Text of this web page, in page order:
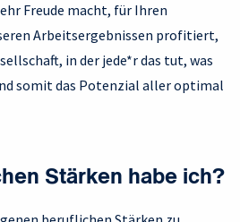
Freude macht, für Ihren
Arbeitsergebnissen profitiert,
in der jede*r das tut, was
somit das Potenzial aller optimal
Stärken habe ich?